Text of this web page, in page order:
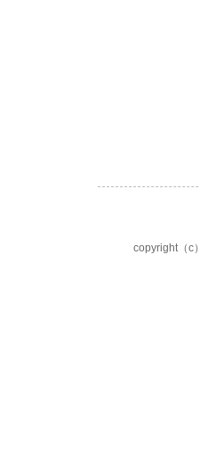
copyright（c